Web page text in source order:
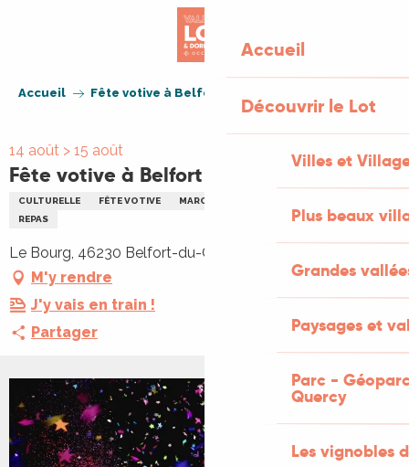
Accueil
Découvrir le Lot
Villes et
Plus beaux
Grandes
Paysages et
Parc -
Quercy
Les vignobles
Accueil Fête votive à Belfort du Quercy
14 août > 15 août
Fête votive à Belfort du Quercy
CULTURELLE FÊTE VOTIVE MARCHÉ GOURMAND
REPAS
Le Bourg, 46230 Belfort-du-Quercy
M'y rendre
J'y vais en train !
Partager